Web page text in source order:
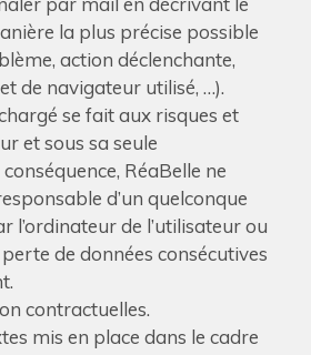
la plus précise possible
action déclenchante,
de navigateur utilisé, …).
se fait aux risques et
et sous sa seule
RéaBelle ne
d’un quelconque
l’ordinateur de l’utilisateur ou
de données consécutives
contractuelles.
mis en place dans le cadre